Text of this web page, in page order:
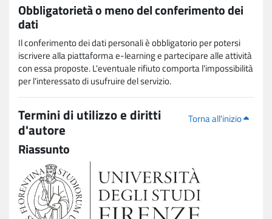
Obbligatorietà o meno del conferimento dei
dati
Il conferimento dei dati personali è obbligatorio per potersi
iscrivere alla piattaforma e-learning e partecipare alle attività
con essa proposte. L'eventuale rifiuto comporta l'impossibilità
per l'interessato di usufruire del servizio.
Torna all'inizio
Termini di utilizzo e diritti
d'autore
Riassunto